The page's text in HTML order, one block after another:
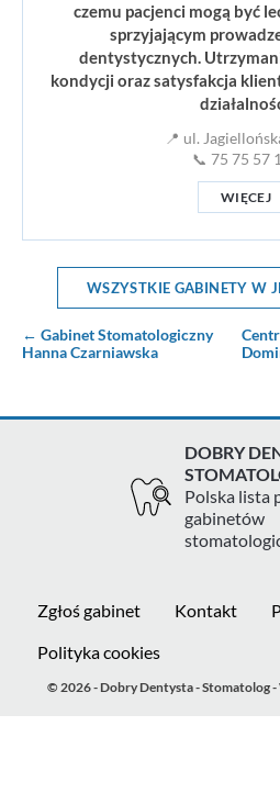
czemu pacjenci mogą być
sprzyjającym
dentystycznych.
kondycji oraz satysfakcja
📍 ul.
📞 75 75 57
WIĘCEJ
WSZYSTKIE GABINETY W
← Gabinet Stomatologiczny
Hanna Czarniawska
DOBRY
Polska lista
gabinetów
Zgłoś gabinet Kontakt
Polityka cookies
© 2026 - Dobry Dentysta - Stomatolog